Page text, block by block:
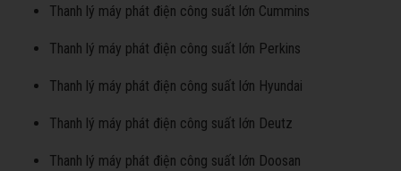
Thanh lý máy phát điện công suất lớn Cummins
Thanh lý máy phát điện công suất lớn Perkins
Thanh lý máy phát điện công suất lớn Hyundai
Thanh lý máy phát điện công suất lớn Deutz
Thanh lý máy phát điện công suất lớn Doosan